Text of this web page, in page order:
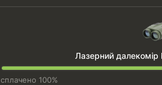
Лазерний
сплачено 100%